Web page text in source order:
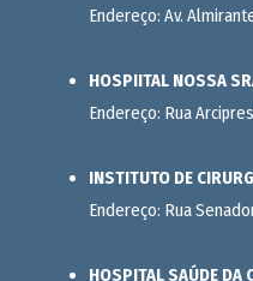
Endereço: Av.
HOSPIITAL NOSSA
Endereço: Rua
INSTITUTO DE
Endereço: Rua
HOSPITAL SAÚDE DA